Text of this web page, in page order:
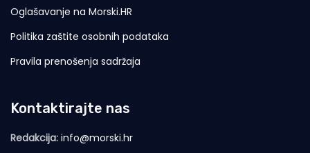
Oglašavanje na Morski.HR
Politika zaštite osobnih podataka
Pravila prenošenja sadržaja
Kontaktirajte nas
Redakcija: info@morski.hr